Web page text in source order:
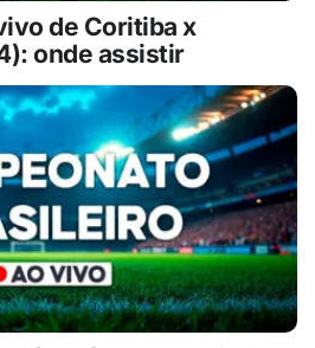
de Coritiba x
onde assistir